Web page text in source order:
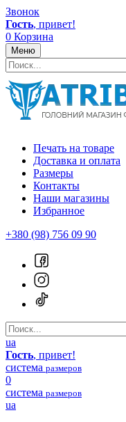
Звонок
Гость, привет!
0 Корзина
Меню
Печать на товаре
Доставка и оплата
Размеры
Контакты
Наши магазины
Избранное
+380 (98) 756 09 90
ua
Гость, привет!
система размеров
0
система размеров
ua